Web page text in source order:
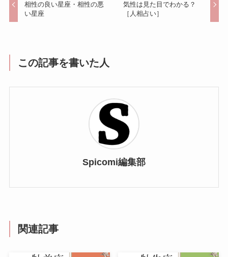
相性の良い星座・相性の悪
い星座
気性は見た目でわかる？
［人相占い］
この記事を書いた人
Spicomi編集部
関連記事